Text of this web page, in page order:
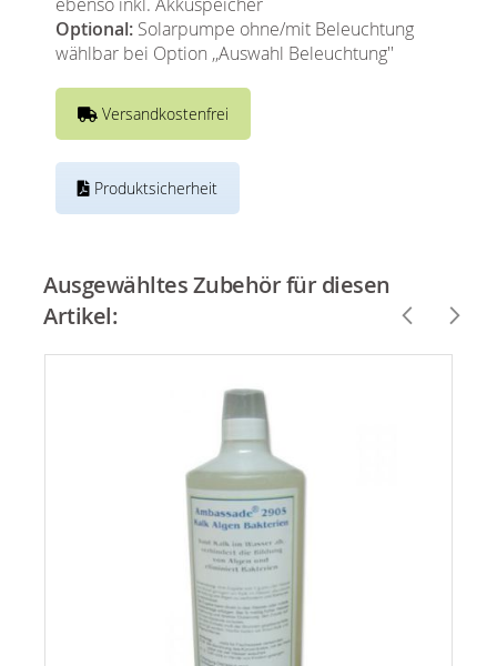
Optional: Solarpumpe ohne/mit Beleuchtung
wählbar bei Option ,,Auswahl Beleuchtung''
Versandkostenfrei
Produktsicherheit
Ausgewähltes Zubehör für diesen
Artikel: